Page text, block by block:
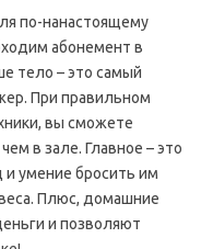
по-нанастоящему
абонемент в
тело – это самый
При правильном
вы сможете
в зале. Главное – это
умение бросить им
Плюс, домашние
и позволяют